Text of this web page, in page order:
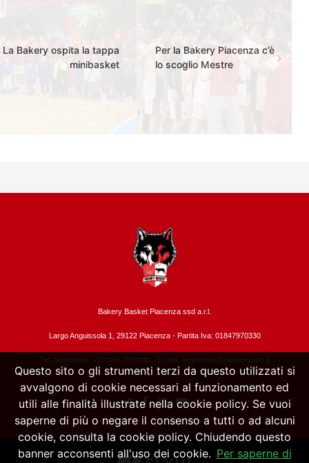
La Bakery ospita la tappa
minibasket
Per la Bakery Piacenza c’è
lo scoglio Mestre
Bakery Basket Piacenza ssd a.r.l.
Largo Anguissola 1, 29122 Piacenza - Partita Iva: 01847970330
Tel. Segreteria: +39 335.7897040 - E-mail: segreteria@bakerysport.it
Questo sito o gli strumenti terzi da questo utilizzati si
avvalgono di cookie necessari al funzionamento ed
utili alle finalità illustrate nella cookie policy. Se vuoi
saperne di più o negare il consenso a tutti o ad alcuni
cookie, consulta la cookie policy. Chiudendo questo
banner acconsenti all'uso dei cookie. Per saperne di